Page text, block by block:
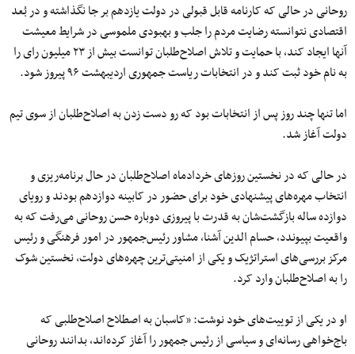
روحانی در حالی که کارنامه قابل قبولی در دولت یازدهم بر جا نگذاشته و در بُعد
اقتصادی نتوانسته رضایت مردم را جلب و بهبودی ملموسی در شرایط معیشت
آنها ایجاد کند، با حمایت و تلاش اصلاح‌طلبان توانست بیش از ۲۳ میلیون رای را
به نام خود ثبت کند و در انتخابات ریاست جمهوری اردیبهشت ۹۶ پیروز شود.
اما تنها چند روز پس از انتخابات بود که رو دست زدن به اصلاح‌طلبان از سوی تیم
دولت آغاز شد.
در حالی که در نخستین روزهای خردادماه اصلاح‌طلبان در حال برنامه‌ریزی و
انتخاب مهره‌های پیشنهادی خود برای حضور در کابینه دوازدهم بودند و رویای
دوازده ساله بازگشت‌شان به قدرت‌ با پیروزی دوباره حسن روحانی می‌رفت که به
واقعیت بپیوندد، حسام الدین آشنا، مشاور رئیس‌جمهور در امور فرهنگی و رئیس
مرکز بررسی‌های استراتژیک و یکی از امنیتی‌ترین چهره‌های دولت، نخستین شوک‌
را به اصلاح‌طلبان وارد کرد.
او در یکی از توییت‌های خود نوشت: «کاسبان به اصطلاح اصلاح‌طلبی که
باج‌خواهی رسانه‌ای و سیاسی از رئیس جمهور را آغاز کرده‌اند، بدانند روحانی